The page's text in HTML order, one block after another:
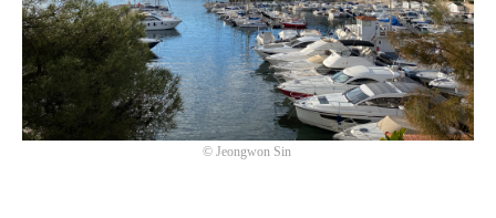
© Jeongwon Sin